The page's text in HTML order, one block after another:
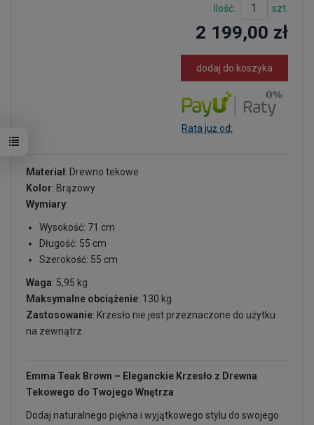
Ilość: szt.
2 199,00 zł
dodaj do koszyka
Rata już od:
Materiał: Drewno tekowe
Kolor: Brązowy
Wymiary:
Wysokość: 71 cm
Długość: 55 cm
Szerokość: 55 cm
Waga: 5,95 kg
Maksymalne obciążenie: 130 kg
Zastosowanie: Krzesło nie jest przeznaczone do użytku
na zewnątrz.
Emma Teak Brown – Eleganckie Krzesło z Drewna
Tekowego do Twojego Wnętrza
Dodaj naturalnego piękna i wyjątkowego stylu do swojego